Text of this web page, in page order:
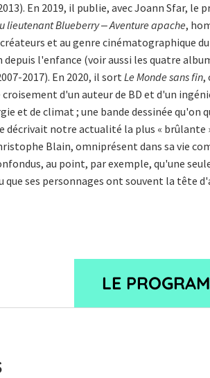
En 2019, il publie, avec Joann Sfar, le
lieutenant Blueberry ‒ Aventure apache,
et au genre cinématographique
l'enfance (voir aussi les quatre
2017). En 2020, il sortLe Monde sans fin,
d'un auteur de BD et d'un
et de climat ; une bande dessinée qu'on
décrivait notre actualité la plus « brûlante
Blain, omniprésent dans sa vie
au point, par exemple, qu'une
que ses personnages ont souvent la tête
LE